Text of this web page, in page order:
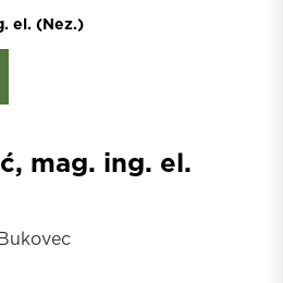
el. (Nez.)
mag. ing. el.